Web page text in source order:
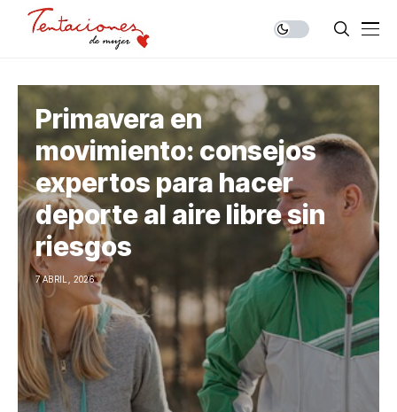
Primavera en
movimiento: consejos
expertos para hacer
deporte al aire libre sin
riesgos
7 ABRIL, 2026